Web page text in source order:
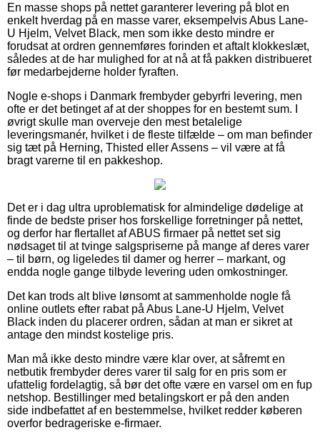
En masse shops på nettet garanterer levering på blot en
enkelt hverdag på en masse varer, eksempelvis Abus Lane-
U Hjelm, Velvet Black, men som ikke desto mindre er
forudsat at ordren gennemføres forinden et aftalt klokkeslæt,
således at de har mulighed for at nå at få pakken distribueret
før medarbejderne holder fyraften.
Nogle e-shops i Danmark frembyder gebyrfri levering, men
ofte er det betinget af at der shoppes for en bestemt sum. I
øvrigt skulle man overveje den mest betalelige
leveringsmanér, hvilket i de fleste tilfælde – om man befinder
sig tæt på Herning, Thisted eller Assens – vil være at få
bragt varerne til en pakkeshop.
Det er i dag ultra uproblematisk for almindelige dødelige at
finde de bedste priser hos forskellige forretninger på nettet,
og derfor har flertallet af ABUS firmaer på nettet set sig
nødsaget til at tvinge salgspriserne på mange af deres varer
– til børn, og ligeledes til damer og herrer – markant, og
endda nogle gange tilbyde levering uden omkostninger.
Det kan trods alt blive lønsomt at sammenholde nogle få
online outlets efter rabat på Abus Lane-U Hjelm, Velvet
Black inden du placerer ordren, sådan at man er sikret at
antage den mindst kostelige pris.
Man må ikke desto mindre være klar over, at såfremt en
netbutik frembyder deres varer til salg for en pris som er
ufattelig fordelagtig, så bør det ofte være en varsel om en fup
netshop. Bestillinger med betalingskort er på den anden
side indbefattet af en bestemmelse, hvilket redder køberen
overfor bedrageriske e-firmaer.